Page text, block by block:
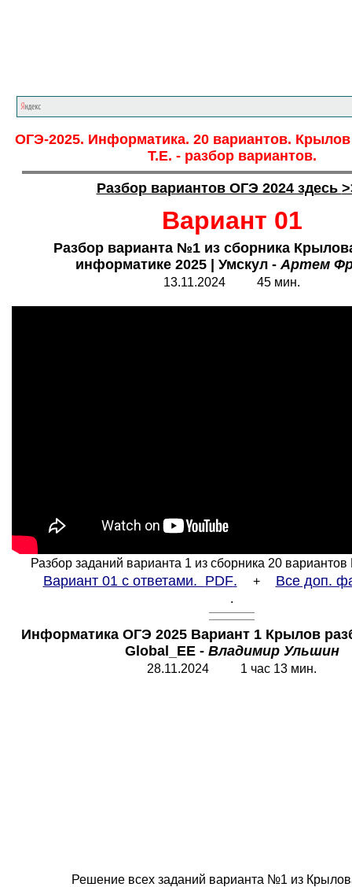
ОГЭ-2025. Информатика. 20 вариантов.
Т.Е. - разбор вариантов.
Разбор вариантов ОГЭ 2024 здесь
Вариант 01
Разбор варианта №1 из сборника
информатике 2025 | Умскул -Артем
13.11.2024 45 мин.
Разбор заданий варианта 1 из сборника 20
Вариант 01 с ответами. PDF. + Все доп.
.
Информатика ОГЭ 2025 Вариант 1 Крылов
Global_EE- Владимир Ульшин
28.11.2024 1 час 13 мин.
Решение всех заданий варианта №1 из